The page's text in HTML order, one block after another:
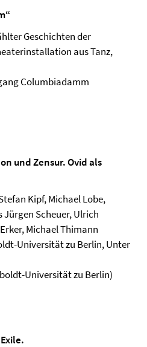
Geschichten der
aus Tanz,
Columbiadamm
und Zensur. Ovid als
Kipf, Michael Lobe,
Scheuer, Ulrich
Michael Thimann
Universität zu Berlin, Unter
Universität zu Berlin)